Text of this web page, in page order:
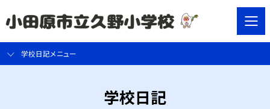
学校日記メニュー
学校日記